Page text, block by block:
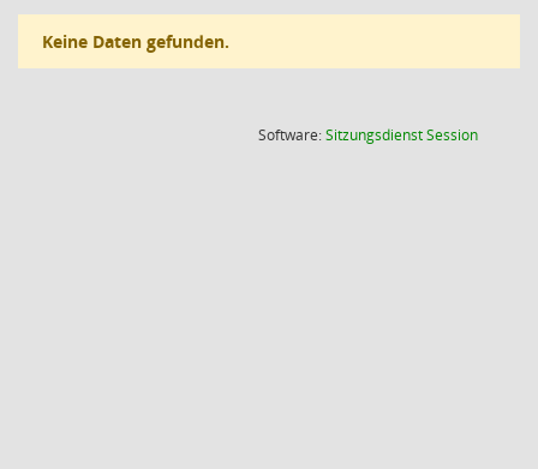
Keine Daten gefunden.
Software:SitzungsdienstSession(Wird in